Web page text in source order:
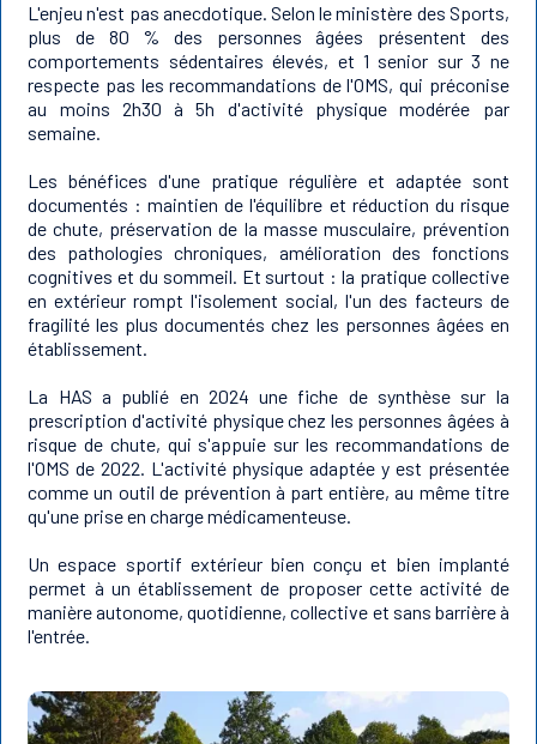
L'enjeu n'est pas anecdotique. Selon le ministère des Sports,
plus de 80 % des personnes âgées présentent des
comportements sédentaires élevés, et 1 senior sur 3 ne
respecte pas les recommandations de l'OMS, qui préconise
au moins 2h30 à 5h d'activité physique modérée par
semaine.
Les bénéfices d'une pratique régulière et adaptée sont
documentés : maintien de l'équilibre et réduction du risque
de chute, préservation de la masse musculaire, prévention
des pathologies chroniques, amélioration des fonctions
cognitives et du sommeil. Et surtout : la pratique collective
en extérieur rompt l'isolement social, l'un des facteurs de
fragilité les plus documentés chez les personnes âgées en
établissement.
La HAS a publié en 2024 une fiche de synthèse sur la
prescription d'activité physique chez les personnes âgées à
risque de chute, qui s'appuie sur les recommandations de
l'OMS de 2022. L'activité physique adaptée y est présentée
comme un outil de prévention à part entière, au même titre
qu'une prise en charge médicamenteuse.
Un espace sportif extérieur bien conçu et bien implanté
permet à un établissement de proposer cette activité de
manière autonome, quotidienne, collective et sans barrière à
l'entrée.